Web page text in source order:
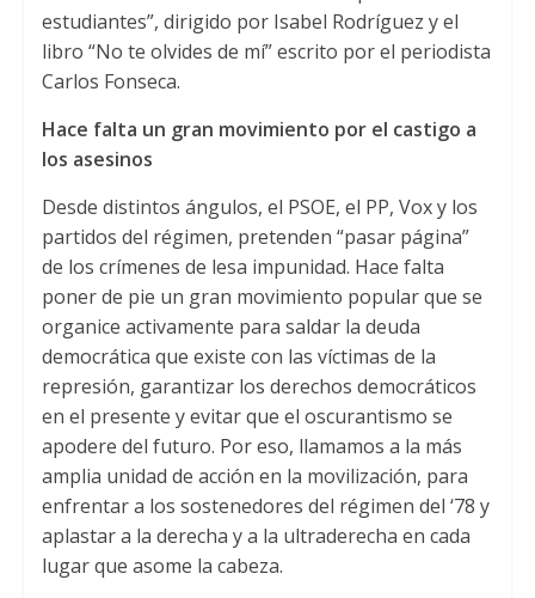
estudiantes”, dirigido por Isabel Rodríguez y el
libro “No te olvides de mí” escrito por el periodista
Carlos Fonseca.
Hace falta un gran movimiento por el castigo a
los asesinos
Desde distintos ángulos, el PSOE, el PP, Vox y los
partidos del régimen, pretenden “pasar página”
de los crímenes de lesa impunidad. Hace falta
poner de pie un gran movimiento popular que se
organice activamente para saldar la deuda
democrática que existe con las víctimas de la
represión, garantizar los derechos democráticos
en el presente y evitar que el oscurantismo se
apodere del futuro. Por eso, llamamos a la más
amplia unidad de acción en la movilización, para
enfrentar a los sostenedores del régimen del ‘78 y
aplastar a la derecha y a la ultraderecha en cada
lugar que asome la cabeza.